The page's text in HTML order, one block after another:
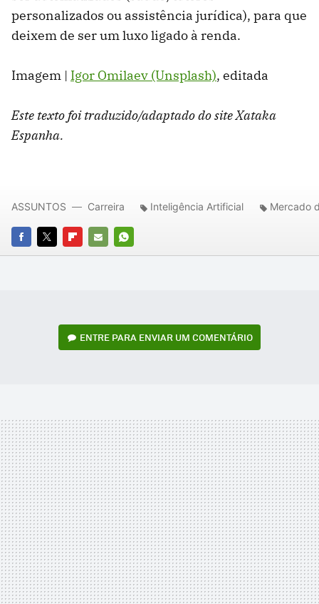
personalizados ou assistência jurídica), para que
deixem de ser um luxo ligado à renda.
Imagem | Igor Omilaev (Unsplash), editada
Este texto foi traduzido/adaptado do site Xataka
Espanha.
FACEBOOK
TWITTERFLIPBOARD
E-
WHATSAPP
ASSUNTOS Carreira Inteligência Artificial Mercado
ENTRE PARA ENVIAR UM COMENTÁRIO